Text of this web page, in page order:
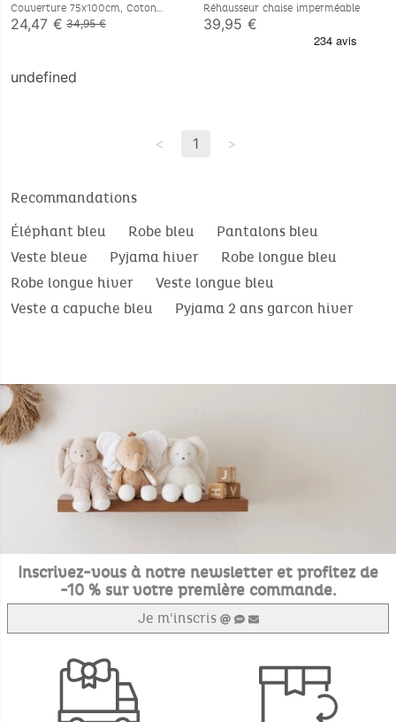
Couverture 75x100cm, Coton
BIO/Sherpa
24,47 € 34,95 €
Réhausseur chaise imperméable
39,95 €
undefined
< 1 >
Recommandations
Éléphant bleu
Robe bleu
Pantalons bleu
Veste bleue
Pyjama hiver
Robe longue bleu
Robe longue hiver
Veste longue bleu
Veste a capuche bleu
Pyjama 2 ans garcon hiver
Inscrivez-vous à notre newsletter et profitez de
-10 % sur votre première commande.
Je m'inscris